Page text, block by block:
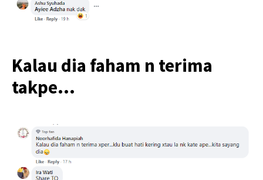
Kalau dia faham n terima
takpe…